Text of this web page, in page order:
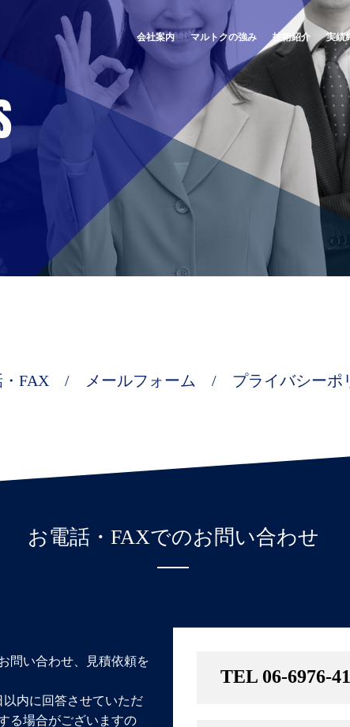
会社案内 マルトクの強み 技術紹介 実績
FAX メールフォーム プライバシーポ
お電話・FAXでのお問い合わせ
問い合わせ、見積依頼を
以内に回答させていただ
る場合がございますの
TEL 06-6976-